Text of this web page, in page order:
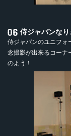
侍ジャパンな
侍ジャパンのユニフォ
念撮影が出来るコーナ
のよう！